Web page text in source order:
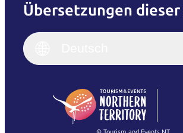
Übersetzungen dieser
English
(Singapore)
Français
繁體